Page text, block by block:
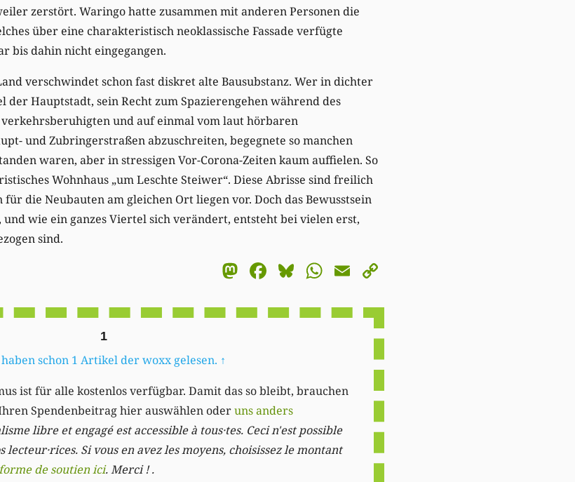
zerstört. Waringo hatte zusammen mit anderen Personen die
über eine charakteristisch neoklassische Fassade verfügte
bis dahin nicht eingegangen.
verschwindet schon fast diskret alte Bausubstanz. Wer in dichter
der Hauptstadt, sein Recht zum Spazierengehen während des
und auf einmal vom laut hörbaren
und Zubringerstraßen abzuschreiten, begegnete so manchen
waren, aber in stressigen Vor-Corona-Zeiten kaum auffielen. So
Wohnhaus „um Leschte Steiwer“. Diese Abrisse sind freilich
die Neubauten am gleichen Ort liegen vor. Doch das Bewusstsein
wie ein ganzes Viertel sich verändert, entsteht bei vielen erst,
sind.
Mastodon
Facebook
Bluesky
WhatsApp
Email
1
haben schon 1 Artikel der woxx gelesen. ↑
ist für alle kostenlos verfügbar. Damit das so bleibt, brauchen
Spendenbeitrag hier auswählen oderuns anders
libre et engagé est accessible à tous·tes. Ceci n'est possible
lecteur·rices. Si vous en avez les moyens, choisissez le montant
de soutien ici. Merci ! .